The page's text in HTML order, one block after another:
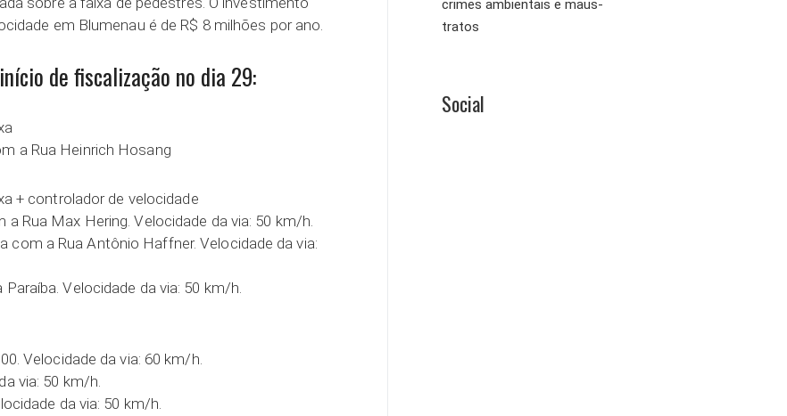
em Blumenau é de R$ 8 milhões por ano.
de fiscalização no dia 29:
a Rua Heinrich Hosang
+ controlador de velocidade
Rua Max Hering. Velocidade da via: 50 km/h.
com a Rua Antônio Haffner. Velocidade da via:
Velocidade da via: 50 km/h.
Velocidade da via: 60 km/h.
via: 50 km/h.
da via: 50 km/h.
crimes ambientais e maus-
tratos
Social